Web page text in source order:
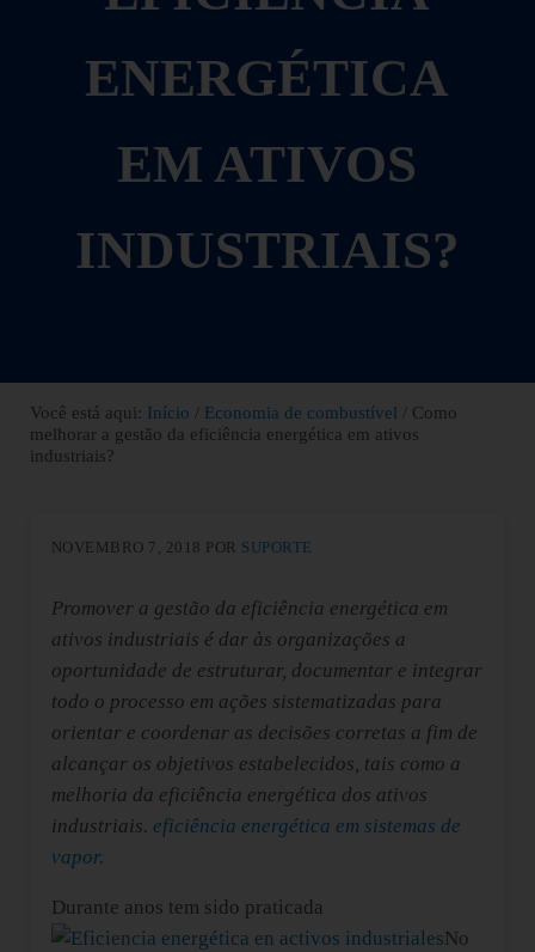
ENERGÉTICA
EM ATIVOS
INDUSTRIAIS?
Você está aqui: Início / Economia de combustível / Como
melhorar a gestão da eficiência energética em ativos
industriais?
NOVEMBRO 7, 2018 POR SUPORTE
Promover a gestão da eficiência energética em
ativos industriais é dar às organizações a
oportunidade de estruturar, documentar e integrar
todo o processo em ações sistematizadas para
orientar e coordenar as decisões corretas a fim de
alcançar os objetivos estabelecidos, tais como a
melhoria da eficiência energética dos ativos
industriais. eficiência energética em sistemas de
vapor.
Durante anos tem sido praticada
No